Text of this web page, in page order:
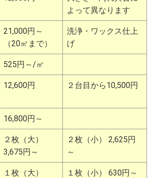
よって異なります
21,000円～
（20㎡まで）
洗浄・ワックス仕上
げ
525円～/㎡
12,600円 ２台目から10,500円
16,800円～
２枚（大）
3,675円～
２枚（小） 2,625円
～
１枚（大）
１枚（小） 630円～